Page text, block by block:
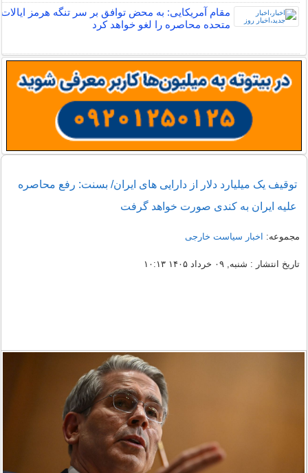
مقام آمریکایی: به محض توافق بر سر تنگه هرمز ایالات
متحده محاصره را لغو خواهد کرد
توقیف یک میلیارد دلار از دارایی های ایران/ بسنت: رفع محاصره
علیه ایران به کندی صورت خواهد گرفت
مجموعه: اخبار سیاست خارجی
تاریخ انتشار : شنبه, ۰۹ خرداد ۱۴۰۵ ۱۰:۱۳